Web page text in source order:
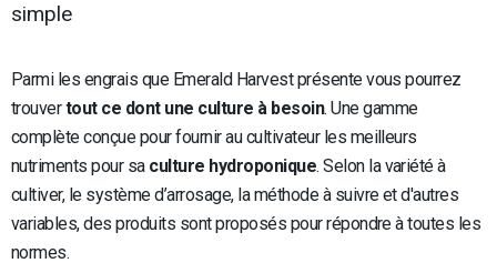
simple
Parmi les engrais que Emerald Harvest présente vous pourrez
trouvertout ce dont une culture à besoin. Une gamme
complète conçue pour fournir au cultivateur les meilleurs
nutriments pour sa culture hydroponique. Selon la variété à
cultiver, le système d’arrosage, la méthode à suivre et d'autres
variables, des produits sont proposés pour répondre à toutes les
normes.